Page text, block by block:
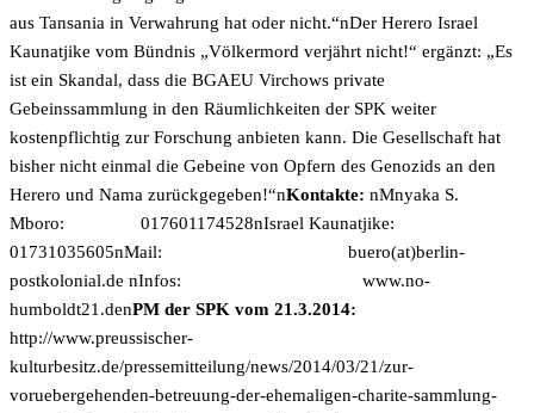
aus Tansania in Verwahrung hat oder nicht.“nDer Herero Israel
Kaunatjike vom Bündnis „Völkermord verjährt nicht!“ ergänzt: „Es
ist ein Skandal, dass die BGAEU Virchows private
Gebeinssammlung in den Räumlichkeiten der SPK weiter
kostenpflichtig zur Forschung anbieten kann. Die Gesellschaft hat
bisher nicht einmal die Gebeine von Opfern des Genozids an den
Herero und Nama zurückgegeben!“nKontakte: nMnyaka S.
Mboro: 017601174528nIsrael Kaunatjike:
01731035605nMail: buero(at)berlin-
postkolonial.de nInfos: www.no-
humboldt21.denPM der SPK vom 21.3.2014:
http://www.preussischer-
kulturbesitz.de/pressemitteilung/news/2014/03/21/zur-
voruebergehenden-betreuung-der-ehemaligen-charite-sammlung-